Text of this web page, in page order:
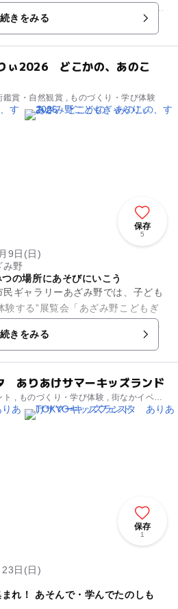
すすめのゲームをご提案し、ルー
続きをみる
ぃ2026 どこかの、あのこ
賞・自然観賞 , ものづくり・学び体験
保存
5
9日(日)
み野
の場所にあそびにいこう
ギャラリーあざみ野では、子ども
験する”展覧会「あざみ野こどもぎ
さな子どもからおとなまで、アー
続きをみる
ありあけサマーキッズランド
, ものづくり・学び体験 , 街なかイベン
保存
1
日(日)
れ！ あそんで・学んでたのしも